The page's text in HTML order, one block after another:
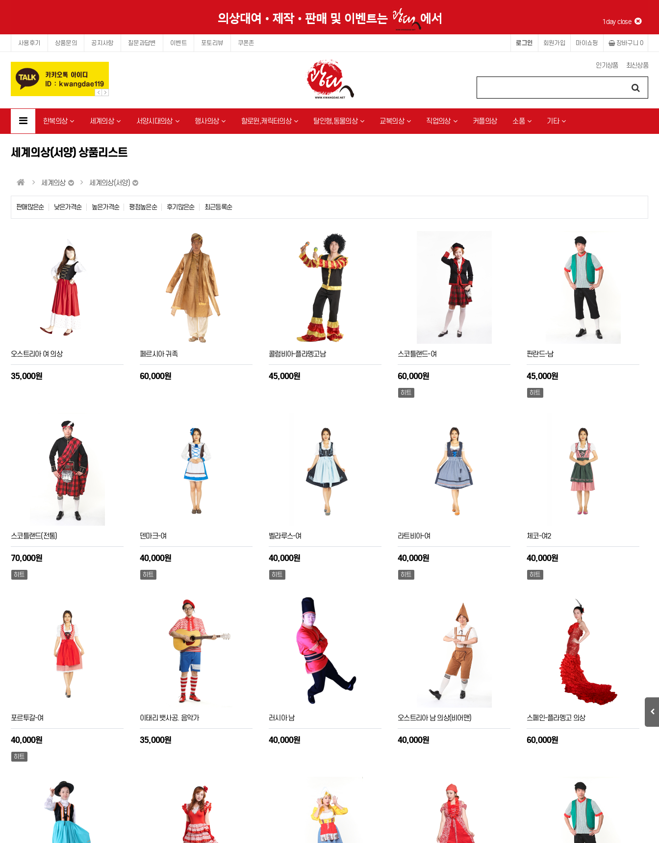
1day close
사용후기 상품문의 공지사항 질문과답변 이벤트 포토리뷰 쿠폰존 장바구니 0
마이쇼핑
회원가입
로그인
최신상품
인기상품
한복의상 세계의상 서양시대의상 행사의상 할로윈,캐릭터의상 탈인형,동물의상 교복의상 직업의상 커플의상 소품 기타
세계의상(서양) 상품리스트
세계의상 세계의상(서양)
판매많은순 낮은가격순 높은가격순 평점높은순 후기많은순 최근등록순
오스트리아 여 의상
35,000원
페르시아 귀족
60,000원
콜럼비아-플라멩고남
45,000원
스코틀랜드-여
60,000원
히트
핀란드-남
45,000원
히트
스코틀랜드(전통)
70,000원
히트
덴마크-여
40,000원
히트
벨라루스-여
40,000원
히트
라트비아-여
40,000원
히트
체코-여2
40,000원
히트
포르투갈-여
40,000원
히트
이태리 뱃사공. 음악가
35,000원
러시아 남
40,000원
오스트리아 남 의상(비어맨)
40,000원
스페인-플라멩고 의상
60,000원